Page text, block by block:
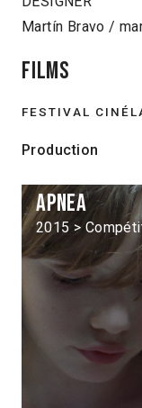
Martín Bravo /
Films
FESTIVAL
Production
Apnea
2015 >